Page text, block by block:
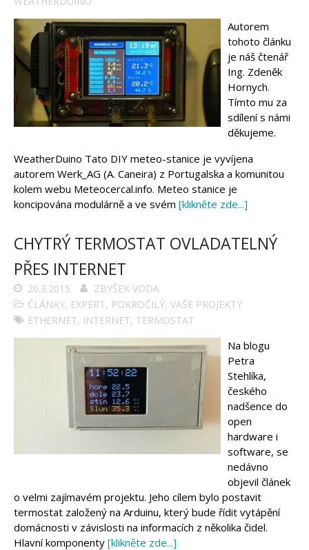
Autorem
tohoto článku
je náš čtenář
Ing. Zdeněk
Hornych.
Tímto mu za
sdílení s námi
děkujeme.
WeatherDuino Tato DIY meteo-stanice je vyvíjena
autorem Werk_AG (A. Caneira) z Portugalska a komunitou
kolem webu Meteocercal.info. Meteo stanice je
koncipována modulárně a ve svém [klikněte zde...]
CHYTRÝ TERMOSTAT OVLADATELNÝ
PŘES INTERNET
20.3.2015
ZBYŠEK VODA
ČLÁNKY, EXPERT, POKROČILÝ, VAŠE PROJEKTY
ETHERNET, INTERNET, TERMOSTAT
Na blogu
Petra
Stehlíka,
českého
nadšence do
open
hardware i
software, se
nedávno
objevil článek
o velmi zajímavém projektu. Jeho cílem bylo postavit
termostat založený na Arduinu, který bude řídit vytápění
domácnosti v závislosti na informacích z několika čidel.
Hlavní komponenty [klikněte zde...]